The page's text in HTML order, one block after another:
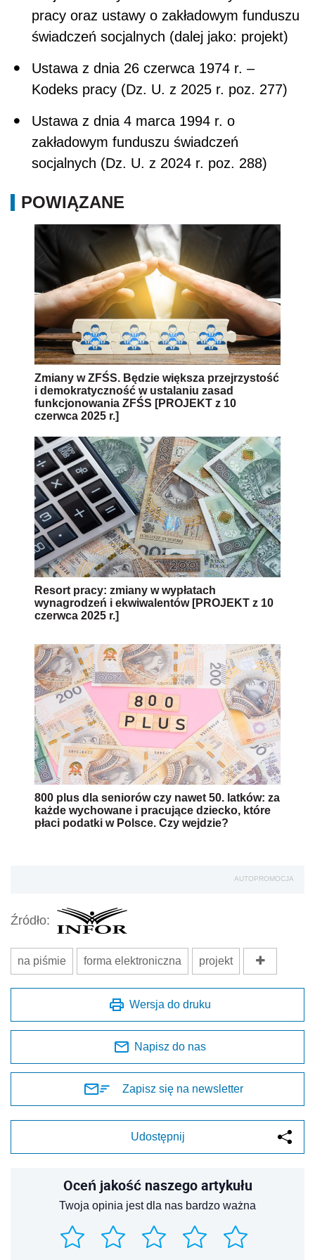
pracy oraz ustawy o zakładowym funduszu
świadczeń socjalnych (dalej jako: projekt)
Ustawa z dnia 26 czerwca 1974 r. –
Kodeks pracy (Dz. U. z 2025 r. poz. 277)
Ustawa z dnia 4 marca 1994 r. o
zakładowym funduszu świadczeń
socjalnych (Dz. U. z 2024 r. poz. 288)
POWIĄZANE
Zmiany w ZFŚS. Będzie większa przejrzystość
i demokratyczność w ustalaniu zasad
funkcjonowania ZFŚS [PROJEKT z 10
czerwca 2025 r.]
Resort pracy: zmiany w wypłatach
wynagrodzeń i ekwiwalentów [PROJEKT z 10
czerwca 2025 r.]
800 plus dla seniorów czy nawet 50. latków: za
każde wychowane i pracujące dziecko, które
płaci podatki w Polsce. Czy wejdzie?
AUTOPROMOCJA
Źródło:
na piśmie forma elektroniczna projekt
Wersja do druku
Napisz do nas
Zapisz się na newsletter
Udostępnij
Oceń jakość naszego artykułu
Twoja opinia jest dla nas bardzo ważna